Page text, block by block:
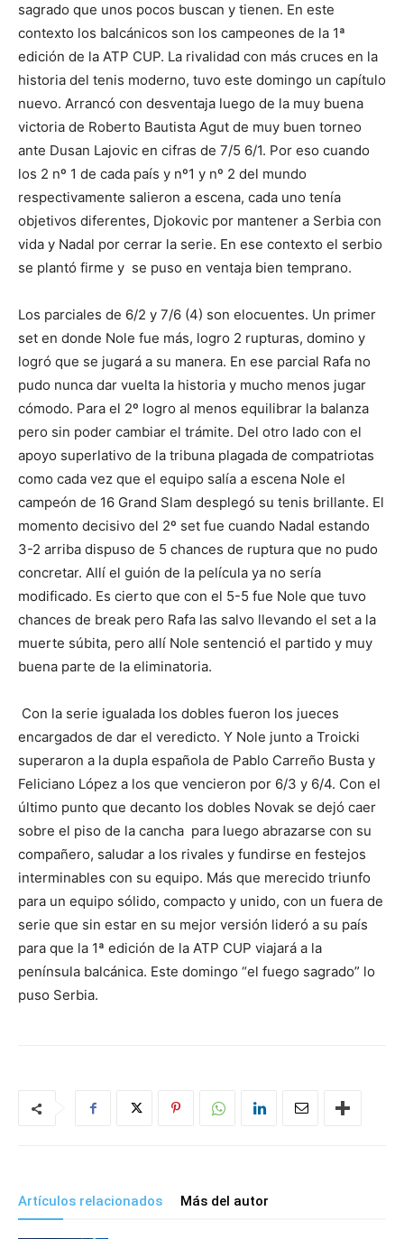
sagrado que unos pocos buscan y tienen. En este
contexto los balcánicos son los campeones de la 1ª
edición de la ATP CUP. La rivalidad con más cruces en la
historia del tenis moderno, tuvo este domingo un capítulo
nuevo. Arrancó con desventaja luego de la muy buena
victoria de Roberto Bautista Agut de muy buen torneo
ante Dusan Lajovic en cifras de 7/5 6/1. Por eso cuando
los 2 nº 1 de cada país y nº1 y nº 2 del mundo
respectivamente salieron a escena, cada uno tenía
objetivos diferentes, Djokovic por mantener a Serbia con
vida y Nadal por cerrar la serie. En ese contexto el serbio
se plantó firme y se puso en ventaja bien temprano.
Los parciales de 6/2 y 7/6 (4) son elocuentes. Un primer
set en donde Nole fue más, logro 2 rupturas, domino y
logró que se jugará a su manera. En ese parcial Rafa no
pudo nunca dar vuelta la historia y mucho menos jugar
cómodo. Para el 2º logro al menos equilibrar la balanza
pero sin poder cambiar el trámite. Del otro lado con el
apoyo superlativo de la tribuna plagada de compatriotas
como cada vez que el equipo salía a escena Nole el
campeón de 16 Grand Slam desplegó su tenis brillante. El
momento decisivo del 2º set fue cuando Nadal estando
3-2 arriba dispuso de 5 chances de ruptura que no pudo
concretar. Allí el guión de la película ya no sería
modificado. Es cierto que con el 5-5 fue Nole que tuvo
chances de break pero Rafa las salvo llevando el set a la
muerte súbita, pero allí Nole sentenció el partido y muy
buena parte de la eliminatoria.
Con la serie igualada los dobles fueron los jueces
encargados de dar el veredicto. Y Nole junto a Troicki
superaron a la dupla española de Pablo Carreño Busta y
Feliciano López a los que vencieron por 6/3 y 6/4. Con el
último punto que decanto los dobles Novak se dejó caer
sobre el piso de la cancha para luego abrazarse con su
compañero, saludar a los rivales y fundirse en festejos
interminables con su equipo. Más que merecido triunfo
para un equipo sólido, compacto y unido, con un fuera de
serie que sin estar en su mejor versión lideró a su país
para que la 1ª edición de la ATP CUP viajará a la
península balcánica. Este domingo “el fuego sagrado” lo
puso Serbia.
Artículos relacionados Más del autor